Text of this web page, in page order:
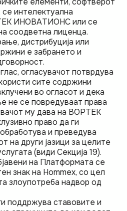
интелектуална
ИНОВАТИОНС или се
соодветна лиценца.
дистрибуција или
е забрането и
огласувачот потврдува
сите содржини
во огласот и дека
не се повредуваат права
му дава на ВОРТЕК
право да ги
и преведува
на други јазици за целите
(види Секција 19).
на Платформата се
знак на Hommex, со цел
злоупотреба надвор од
поддржува ставовите и